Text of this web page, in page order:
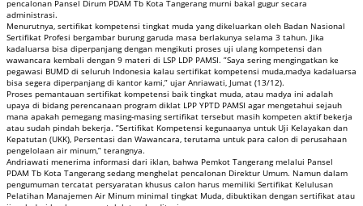
pencalonan Pansel Dirum PDAM Tb Kota Tangerang murni bakal gugur secara
administrasi.
Menurutnya, sertifikat kompetensi tingkat muda yang dikeluarkan oleh Badan Nasional
Sertifikat Profesi bergambar burung garuda masa berlakunya selama 3 tahun. Jika
kadaluarsa bisa diperpanjang dengan mengikuti proses uji ulang kompetensi dan
wawancara kembali dengan 9 materi di LSP LDP PAMSI. ”Saya sering mengingatkan ke
pegawasi BUMD di seluruh Indonesia kalau sertifikat kompetensi muda,madya kadaluarsa
bisa segera diperpanjang di kantor kami,” ujar Anriawati, Jumat (13/12).
Proses pemantauan sertifikat kompetensi baik tingkat muda, atau madya ini adalah
upaya di bidang perencanaan program diklat LPP YPTD PAMSI agar mengetahui sejauh
mana apakah pemegang masing-masing sertifikat tersebut masih kompeten aktif bekerja
atau sudah pindah bekerja. ”Sertifikat Kompetensi kegunaanya untuk Uji Kelayakan dan
Kepatutan (UKK), Persentasi dan Wawancara, terutama untuk para calon di perusahaan
pengelolaan air minum,” terangnya.
Andriawati menerima informasi dari iklan, bahwa Pemkot Tangerang melalui Pansel
PDAM Tb Kota Tangerang sedang menghelat pencalonan Direktur Umum. Namun dalam
pengumuman tercatat persyaratan khusus calon harus memiliki Sertifikat Kelulusan
Pelatihan Manajemen Air Minum minimal tingkat Muda, dibuktikan dengan sertifikat atau